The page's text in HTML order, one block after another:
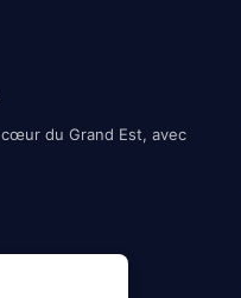
du Grand Est, avec